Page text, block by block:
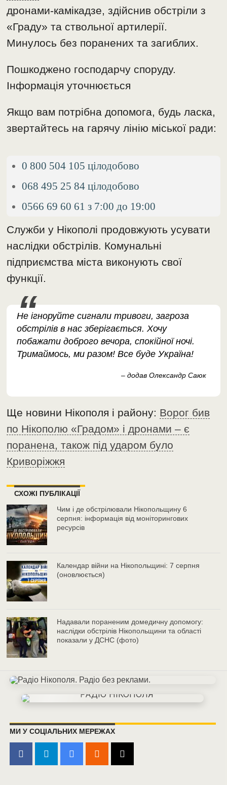
дронами-камікадзе, здійснив обстріли з
«Граду» та ствольної артилерії.
Минулось без поранених та загиблих.
Пошкоджено господарчу споруду.
Інформація уточнюється
Якщо вам потрібна допомога, будь ласка,
звертайтесь на гарячу лінію міської ради:
0 800 504 105 цілодобово
068 495 25 84 цілодобово
0566 69 60 61 з 7:00 до 19:00
Служби у Нікополі продовжують усувати
наслідки обстрілів. Комунальні
підприємства міста виконують свої
функції.
Не ігноруйте сигнали тривоги, загроза
обстрілів в нас зберігається. Хочу
побажати доброго вечора, спокійної ночі.
Тримаймось, ми разом! Все буде Україна!
– додав Олександр Саюк
Ще новини Нікополя і району: Ворог бив
по Нікополю «Градом» і дронами – є
поранена, також під ударом було
Криворіжжя
СХОЖІ ПУБЛІКАЦІЇ
Чим і де обстрілювали Нікопольщину 6
серпня: інформація від моніторингових
ресурсів
Календар війни на Нікопольщині: 7 серпня
(оновлюється)
Надавали пораненим домедичну допомогу:
наслідки обстрілів Нікопольщини та області
показали у ДСНС (фото)
МИ У СОЦІАЛЬНИХ МЕРЕЖАХ